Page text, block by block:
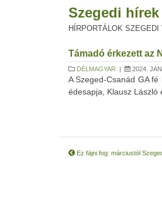
Szegedi hírek
HÍRPORTÁLOK
Támadó érkezett az
DÉLMAGYAR | 2024.
A Szeged-Csanád GA
édesapja, Klausz László
Ez fájni fog: márciustól